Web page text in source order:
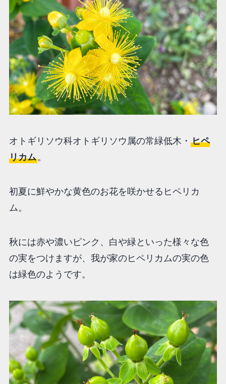
オトギリソウ科オトギリソウ属の常緑低木・ ヒペ
リカム。
初夏に鮮やかな黄色のお花を咲かせるヒペリカ
ム。
秋には赤や濃いピンク、白や緑といった様々な色
の実をつけますが、我が家のヒペリカムの実の色
は緑色のようです。